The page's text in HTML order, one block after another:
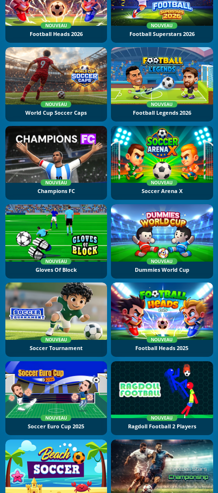
NOUVEAU
Football Heads 2026
NOUVEAU
Football Superstars 2026
NOUVEAU
World Cup Soccer Caps
NOUVEAU
Football Legends 2026
NOUVEAU
Champions FC
NOUVEAU
Soccer Arena X
NOUVEAU
Gloves Of Block
NOUVEAU
Dummies World Cup
NOUVEAU
Soccer Tournament
NOUVEAU
Football Heads 2025
NOUVEAU
Soccer Euro Cup 2025
NOUVEAU
Ragdoll Football 2 Players